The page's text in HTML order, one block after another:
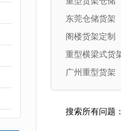
东莞仓储货架
阁楼货架定制
重型横梁式货
广州重型货架
搜索所有问题